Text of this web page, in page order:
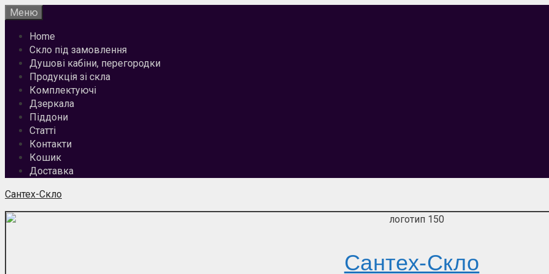
Перейти
до
вмісту
Меню
Home
Скло під замовлення
Душові кабіни, перегородки
Продукція зі скла
Комплектуючі
Дзеркала
Піддони
Статті
Контакти
Кошик
Доставка
Сантех-Скло
Сантех-Скло